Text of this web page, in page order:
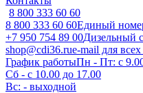
8 800 333 60 60
8 800 333 60 60Единый
+7 950 754 89 00Дизельный
shop@cdi36.rue-mail для
График работыПн - Пт: с
Сб - с 10.00 до 17.00
Вс: - выходной